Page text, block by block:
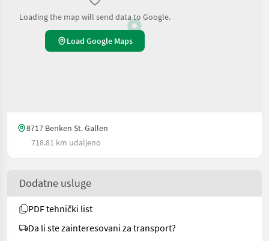
Loading the map will send data to Google.
Load Google Maps
8717 Benken St. Gallen
718.81 km udaljeno
Dodatne usluge
PDF tehnički list
Da li ste zainteresovani za transport?